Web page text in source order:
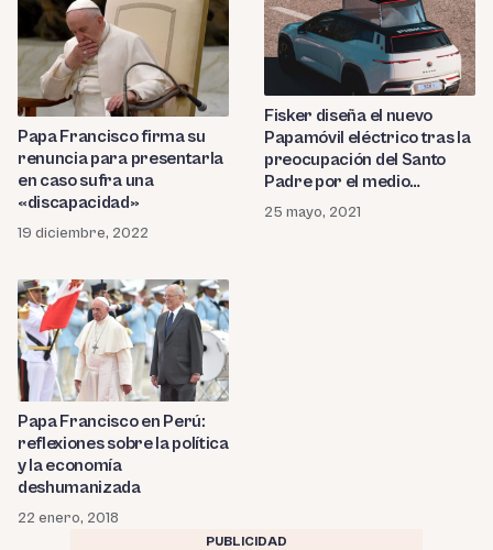
Papa Francisco firma su
renuncia para presentarla
en caso sufra una
«discapacidad»
19 diciembre, 2022
Fisker diseña el nuevo
Papamóvil eléctrico tras la
preocupación del Santo
Padre por el medio
ambiente
25 mayo, 2021
Papa Francisco en Perú:
reflexiones sobre la política
y la economía
deshumanizada
22 enero, 2018
PUBLICIDAD